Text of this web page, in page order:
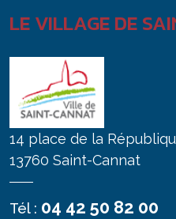
LE VILLAGE DE
14 place de la
13760 Saint-Cannat
Tél : 04 42 50 82 00